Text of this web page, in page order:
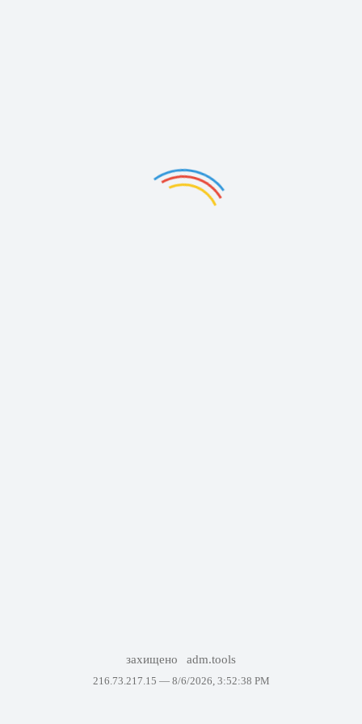
захищено adm.tools
216.73.217.15 — 8/6/2026, 3:52:38 PM